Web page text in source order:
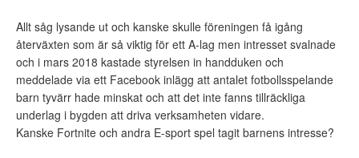
Allt såg lysande ut och kanske skulle föreningen få igång
återväxten som är så viktig för ett A-lag men intresset svalnade
och i mars 2018 kastade styrelsen in handduken och
meddelade via ett Facebook inlägg att antalet fotbollsspelande
barn tyvärr hade minskat och att det inte fanns tillräckliga
underlag i bygden att driva verksamheten vidare.
Kanske Fortnite och andra E-sport spel tagit barnens intresse?